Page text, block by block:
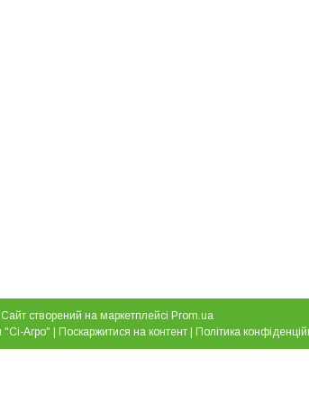
Сайт створений на маркетплейсі Prom.ua
ТОВ "Торгова Компанія "Сі-Агро" | Поскаржитися на контент | Політика